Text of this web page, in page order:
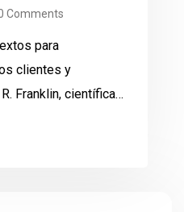
Comments
para
clientes y
Franklin, científica
Co, explica